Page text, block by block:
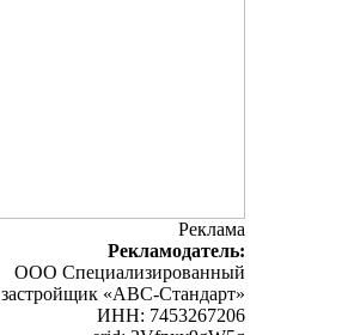
Реклама
Рекламодатель:
ООО Специализированный
застройщик «АВС-Стандарт»
ИНН: 7453267206